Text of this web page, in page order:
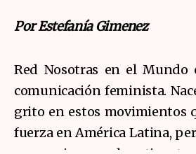
Por Estefanía Gimenez
Red Nosotras en el Mundo
comunicación feminista.
grito en estos movimientos
fuerza en América Latina,